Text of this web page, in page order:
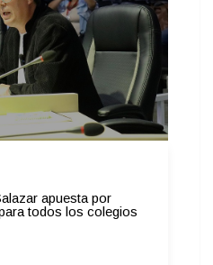
apuesta por
todos los colegios